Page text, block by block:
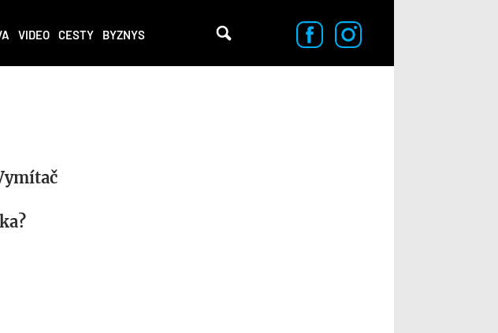
VIDEO CESTY BYZNYS